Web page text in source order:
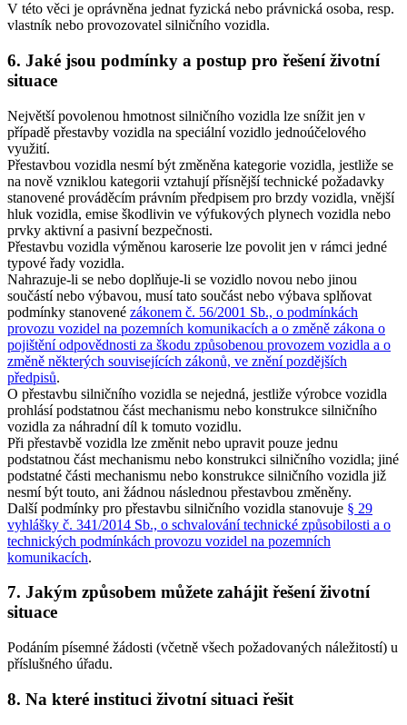
V této věci je oprávněna jednat fyzická nebo právnická osoba, resp.
vlastník nebo provozovatel silničního vozidla.
6. Jaké jsou podmínky a postup pro řešení životní
situace
Největší povolenou hmotnost silničního vozidla lze snížit jen v
případě přestavby vozidla na speciální vozidlo jednoúčelového
využití.
Přestavbou vozidla nesmí být změněna kategorie vozidla, jestliže se
na nově vzniklou kategorii vztahují přísnější technické požadavky
stanovené prováděcím právním předpisem pro brzdy vozidla, vnější
hluk vozidla, emise škodlivin ve výfukových plynech vozidla nebo
prvky aktivní a pasivní bezpečnosti.
Přestavbu vozidla výměnou karoserie lze povolit jen v rámci jedné
typové řady vozidla.
Nahrazuje-li se nebo doplňuje-li se vozidlo novou nebo jinou
součástí nebo výbavou, musí tato součást nebo výbava splňovat
podmínky stanovené zákonem č. 56/2001 Sb., o podmínkách
provozu vozidel na pozemních komunikacích a o změně zákona o
pojištění odpovědnosti za škodu způsobenou provozem vozidla a o
změně některých souvisejících zákonů, ve znění pozdějších
předpisů.
O přestavbu silničního vozidla se nejedná, jestliže výrobce vozidla
prohlásí podstatnou část mechanismu nebo konstrukce silničního
vozidla za náhradní díl k tomuto vozidlu.
Při přestavbě vozidla lze změnit nebo upravit pouze jednu
podstatnou část mechanismu nebo konstrukci silničního vozidla; jiné
podstatné části mechanismu nebo konstrukce silničního vozidla již
nesmí být touto, ani žádnou následnou přestavbou změněny.
Další podmínky pro přestavbu silničního vozidla stanovuje § 29
vyhlášky č. 341/2014 Sb., o schvalování technické způsobilosti a o
technických podmínkách provozu vozidel na pozemních
komunikacích.
7. Jakým způsobem můžete zahájit řešení životní
situace
Podáním písemné žádosti (včetně všech požadovaných náležitostí) u
příslušného úřadu.
8. Na které instituci životní situaci řešit